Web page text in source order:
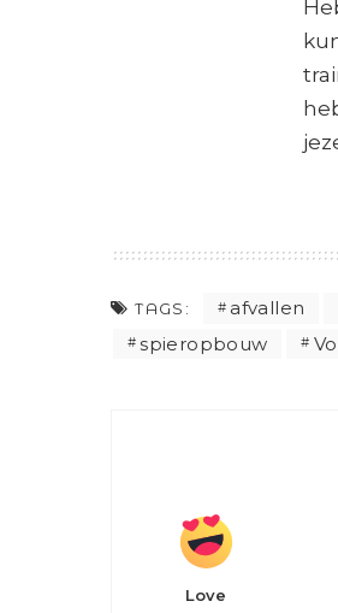
TAGS: afvallen
spieropbouw
Love